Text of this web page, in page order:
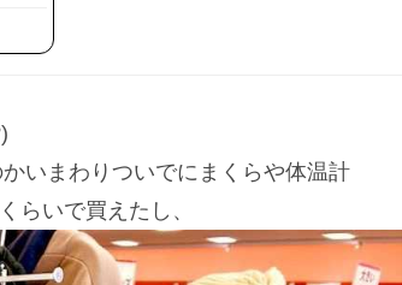
いまわりついでにまくらや体温計
らいで買えたし、